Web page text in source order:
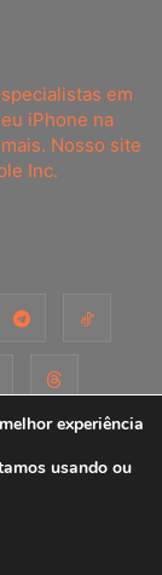
em
iPhone na
Nosso site
Inc.
experiência
usando ou
Banner